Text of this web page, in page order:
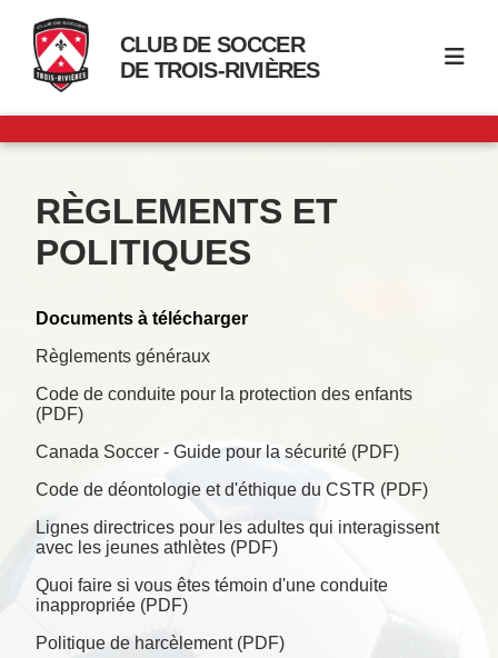
CLUB DE SOCCER
DE TROIS-RIVIÈRES
RÈGLEMENTS ET
POLITIQUES
Documents à télécharger
Règlements généraux
Code de conduite pour la protection des enfants
(PDF)
Canada Soccer - Guide pour la sécurité (PDF)
Code de déontologie et d'éthique du CSTR (PDF)
Lignes directrices pour les adultes qui interagissent
avec les jeunes athlètes (PDF)
Quoi faire si vous êtes témoin d'une conduite
inappropriée (PDF)
Politique de harcèlement (PDF)